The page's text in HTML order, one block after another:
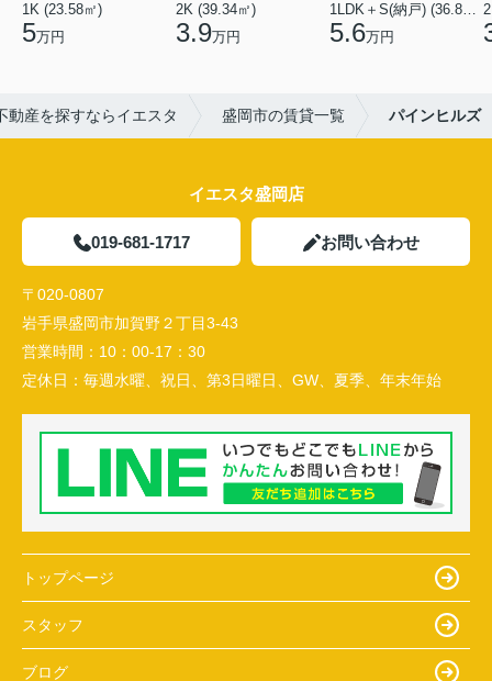
1K (23.58㎡)
5万円
2K (39.34㎡)
3.9万円
1LDK＋S(納戸) (36.80㎡)
5.6万円
動産を探すならイエスタ 盛岡市の賃貸一覧 パインヒルズ
イエスタ盛岡店
019-681-1717 お問い合わせ
〒020-0807
岩手県盛岡市加賀野２丁目3-43
営業時間： 10：00-17：30
定休日： 毎週水曜、祝日、第3日曜日、GW、夏季、年末年始
トップページ
スタッフ
ブログ